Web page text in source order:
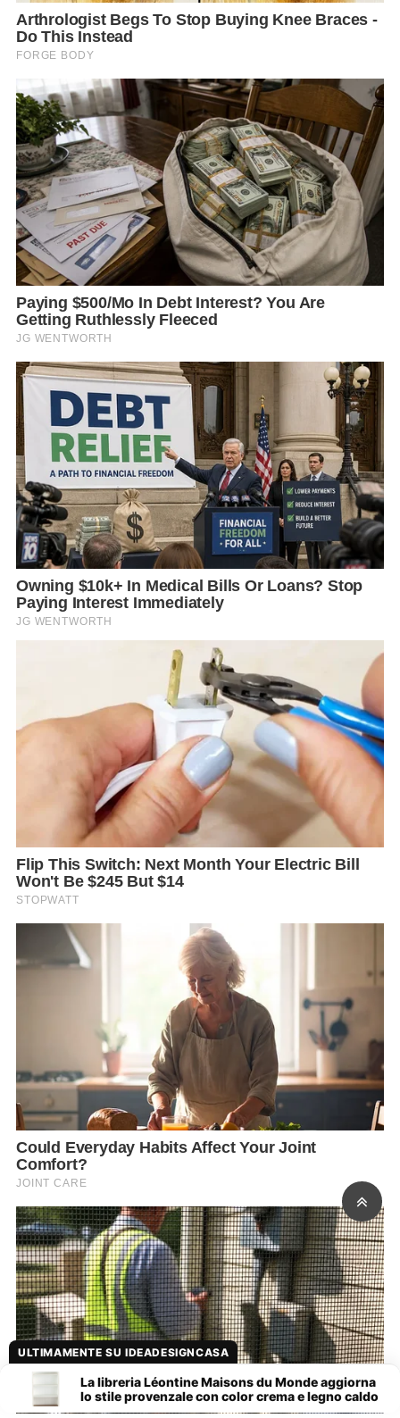
ULTIMAMENTE SU IDEADESIGNCASA
La libreria Léontine Maisons du Monde aggiorna
lo stile provenzale con color crema e legno caldo